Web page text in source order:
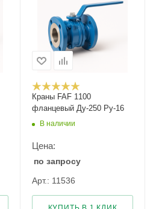
Краны FAF 1100
фланцевый Ду-250 Ру-16
В наличии
Цена:
по запросу
Арт.: 11536